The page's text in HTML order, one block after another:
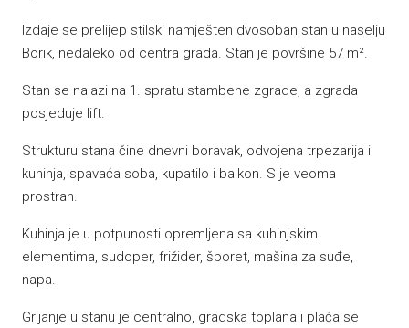
Izdaje se prelijep stilski namješten dvosoban stan u naselju
Borik, nedaleko od centra grada. Stan je površine 57 m².
Stan se nalazi na 1. spratu stambene zgrade, a zgrada
posjeduje lift.
Strukturu stana čine dnevni boravak, odvojena trpezarija i
kuhinja, spavaća soba, kupatilo i balkon. S je veoma
prostran.
Kuhinja je u potpunosti opremljena sa kuhinjskim
elementima, sudoper, frižider, šporet, mašina za suđe,
napa.
Grijanje u stanu je centralno, gradska toplana i plaća se